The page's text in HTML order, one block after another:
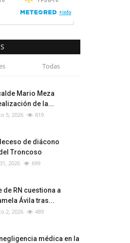
Todas
Mario Meza
de la...
5, 2026 819
de diácono
Troncoso
2026 699
de RN cuestiona a
Ávila tras...
2, 2026 489
médica en la